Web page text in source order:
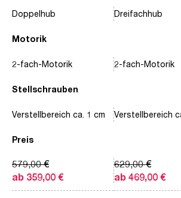
Motorik
Stellschrauben
Preis
Doppelhub
2-fach-Motorik
Verstellbereich ca. 1 cm
ab 359,00 €
579,00 €
Dreifachhub
2-fach-Motorik
Verstellbereich
ab 469,00 €
629,00 €